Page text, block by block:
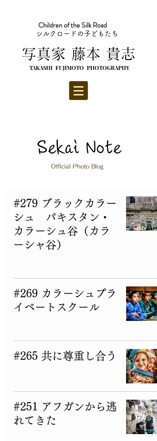
​写真家 藤本 貴志
TAKASHI FUJIMOTO PHOTOGRAPHY
Children of the Silk Road
シルクロードの子どもたち
Sekai Note
Official Photo Blog
#279 ブラックカラー
シュ パキスタン・
カラーシュ谷（カラ
ーシャ谷）
#269 カラーシュプラ
イベートスクール
#265 共に尊重し合う
#251 アフガンから逃
れてきた